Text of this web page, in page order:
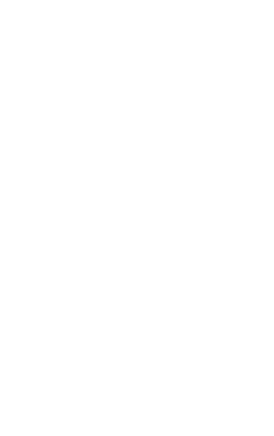
才付款」的支付方式。 讓您購物簡單
卡、不需儲值。
，即可結帳。
再付款。
付」後，將跳轉至「AFTEE先享後付」
額後，即可完成結帳。
費通知簡訊。
款，方視為交易完成。
刻繳費，但若您需要取消訂單，請聯絡
之訂單仍視為有效，需透過AFTEE先享
)免運費
)免運費